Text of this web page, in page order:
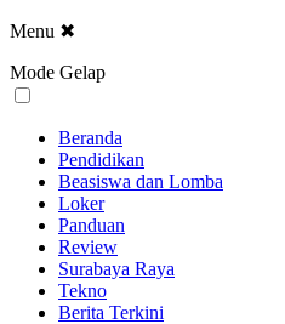
Menu ✖
Mode Gelap
Beranda
Pendidikan
Beasiswa dan Lomba
Loker
Panduan
Review
Surabaya Raya
Tekno
Berita Terkini